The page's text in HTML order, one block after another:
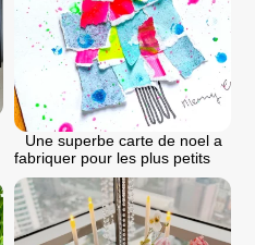
Une superbe carte de noel a
fabriquer pour les plus petits